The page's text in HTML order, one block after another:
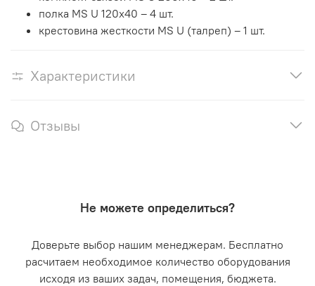
полка MS U 120х40 – 4 шт.
крестовина жесткости MS U (талреп) – 1 шт.
Характеристики
Отзывы
Не можете определиться?
Доверьте выбор нашим менеджерам. Бесплатно
расчитаем необходимое количество оборудования
исходя из ваших задач, помещения, бюджета.